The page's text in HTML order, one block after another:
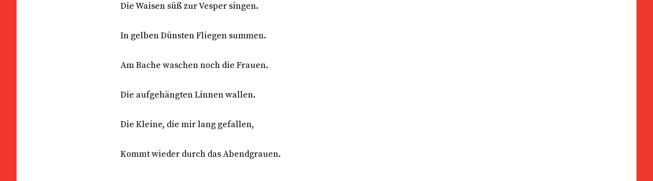
Die Waisen süß zur Vesper singen.
In gelben Dünsten Fliegen summen.
Am Bache waschen noch die Frauen.
Die aufgehängten Linnen wallen.
Die Kleine, die mir lang gefallen,
Kommt wieder durch das Abendgrauen.